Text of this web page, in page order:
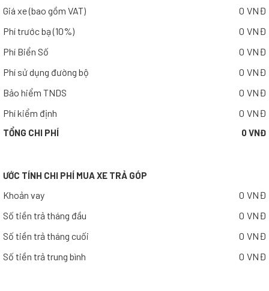
Giá xe (bao gồm VAT)
0 VNĐ
Phí trước bạ (10%)
0 VNĐ
Phí Biển Số
0 VNĐ
Phí sử dụng đường bộ
0 VNĐ
Bảo hiểm TNDS
0 VNĐ
Phí kiểm định
0 VNĐ
TỔNG CHI PHÍ 0 VNĐ
ƯỚC TÍNH CHI PHÍ MUA XE TRẢ GÓP
Khoản vay
0 VNĐ
Số tiền trả tháng đầu
0 VNĐ
Số tiền trả tháng cuối
0 VNĐ
Số tiền trả trung bình
0 VNĐ